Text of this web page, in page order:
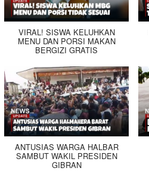
VIRAL! SISWA KELUHKAN
MENU DAN PORSI MAKAN
BERGIZI GRATIS
ANTUSIAS WARGA HALBAR
SAMBUT WAKIL PRESIDEN
GIBRAN